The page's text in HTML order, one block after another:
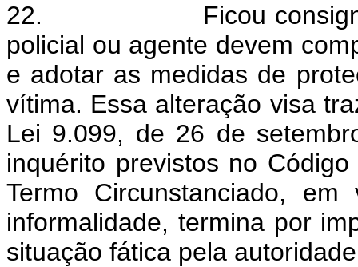
22.
Ficou
policial ou agente devem
e adotar as medidas de
vítima. Essa alteração visa
Lei 9.099, de 26 de
inquérito previstos no
Termo Circunstanciado,
informalidade, termina por
situação fática pela